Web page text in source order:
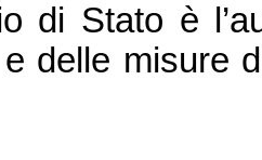
di Stato è
delle misure